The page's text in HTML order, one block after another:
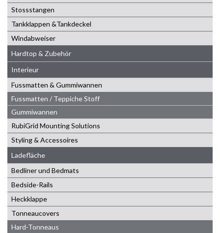
Stossstangen
Tankklappen &Tankdeckel
Windabweiser
Hardtop & Zubehör
Interieur
Fussmatten & Gummiwannen
Fussmatten / Teppiche Stoff
Gummiwannen
RubiGrid Mounting Solutions
Styling & Accessoires
Ladefläche
Bedliner und Bedmats
Bedside-Rails
Heckklappe
Tonneaucovers
Hard-Tonneaus